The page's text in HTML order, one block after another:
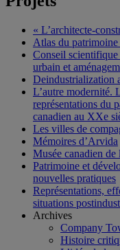
« L’architecte-
Atlas du patrimoine
Conseil
urbain et
Deindustrialization
L’autre modernité.
représentations du
canadien au XXe
Les villes de
Mémoires d’Arvida
Musée canadien de
Patrimoine et
nouvelles pratiques
Représentations,
situations
Archives
Company
Histoire